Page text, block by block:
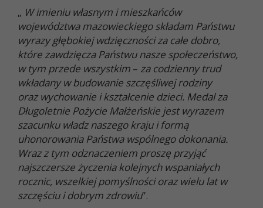
„ W imieniu własnym i mieszkańców
województwa mazowieckiego składam Państwu
wyrazy głębokiej wdzięczności za całe dobro,
które zawdzięcza Państwu nasze społeczeństwo,
w tym przede wszystkim – za codzienny trud
wkładany w budowanie szczęśliwej rodziny
oraz wychowanie i kształcenie dzieci. Medal za
Długoletnie Pożycie Małżeńskie jest wyrazem
szacunku władz naszego kraju i formą
uhonorowania Państwa wspólnego dokonania.
Wraz z tym odznaczeniem proszę przyjąć
najszczersze życzenia kolejnych wspaniałych
rocznic, wszelkiej pomyślności oraz wielu lat w
szczęściu i dobrym zdrowiu”.